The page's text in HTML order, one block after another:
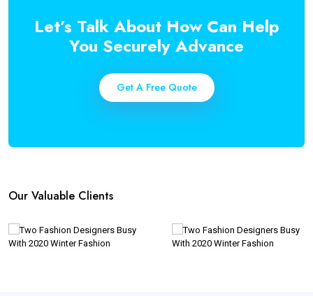
Let’s Talk About How Can Help
You Securely Advance
Get A Free Quote
Our Valuable Clients